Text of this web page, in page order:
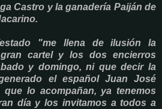
Castro y la ganadería Paiján de
"me llena de ilusión la
cartel y los dos encierros
y domingo, ni que decir la
el español Juan José
lo acompañan, ya tenemos
día y los invitamos a todos a